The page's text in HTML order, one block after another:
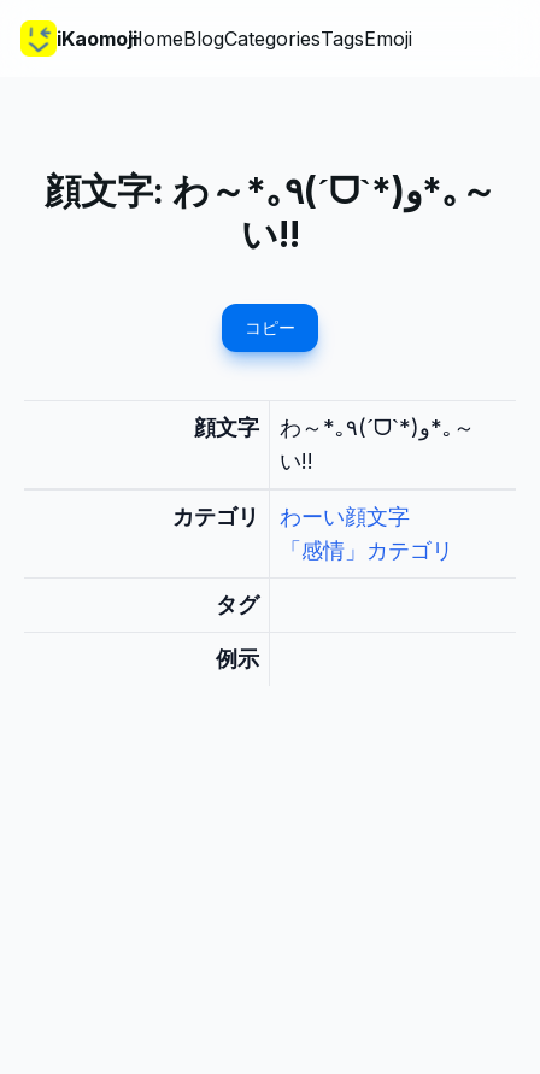
iKaomojiHomeBlogCategoriesTagsEmoji
顔文字: わ～*｡٩(ˊᗜˋ*)و*｡～
い!!
コピー
顔文字
わ～*｡٩(ˊᗜˋ*)و*｡～
い!!
カテゴリ
わーい顔文字
「感情」カテゴリ
タグ
例示